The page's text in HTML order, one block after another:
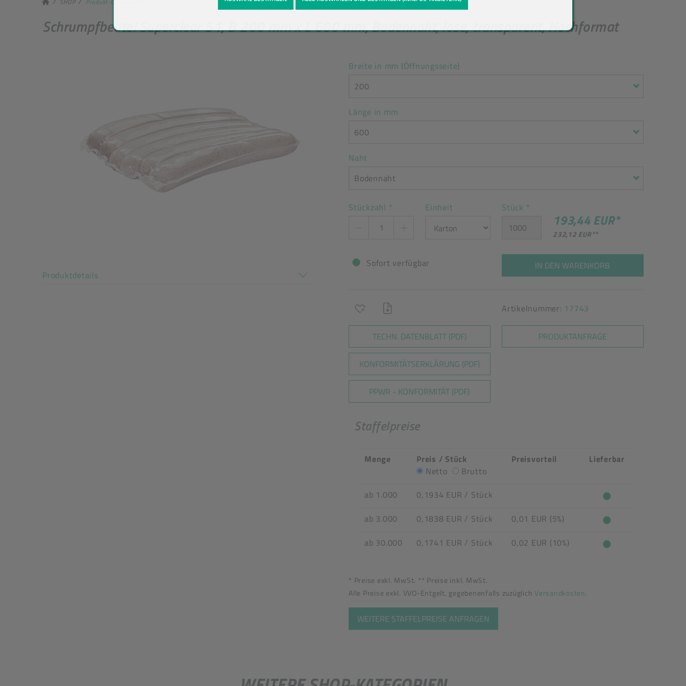
Schrumpfbeutel Superclear 51, B 200 mm x L 600 mm, Bodennaht, lose, transparent, Hochformat
Produktdetails
Breite in mm (Öffnungsseite)
200
Länge in mm
600
Naht
Bodennaht
Stückzahl * Einheit Stück *
193,44 EUR*
232,12 EUR**
Sofort verfügbar IN DEN WARENKORB
Artikelnummer: 17743
TECHN. DATENBLATT (PDF)
KONFORMITÄTSERKLÄRUNG (PDF)
PPWR - KONFORMITÄT (PDF)
PRODUKTANFRAGE
Staffelpreise
Menge
Preis / Stück
Netto
Brutto
Preisvorteil Lieferbar
ab 1.000 0,1934 EUR / Stück
ab 3.000
0,1838 EUR / Stück
0,01 EUR (5%)
ab 30.000
0,1741 EUR / Stück 0,02 EUR (10%)
* Preise exkl. MwSt. ** Preise inkl. MwSt.
Alle Preise exkl. VVO-Entgelt, gegebenenfalls zuzüglich Versandkosten.
WEITERE STAFFELPREISE ANFRAGEN